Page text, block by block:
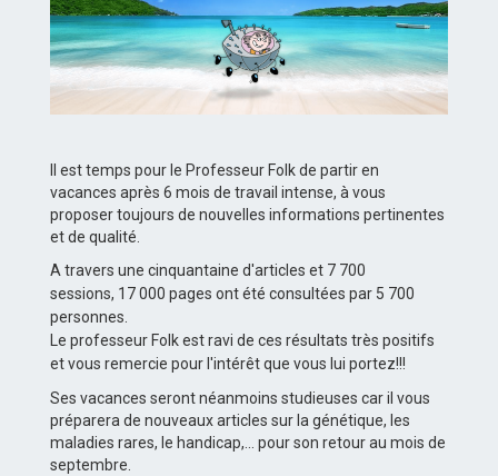
Il est temps pour le Professeur Folk de partir en
vacances après 6 mois de travail intense, à vous
proposer toujours de nouvelles informations pertinentes
et de qualité.
A travers une cinquantaine d'articles et 7 700
sessions, 17 000 pages ont été consultées par 5 700
personnes.
Le professeur Folk est ravi de ces résultats très positifs
et vous remercie pour l'intérêt que vous lui portez!!!
Ses vacances seront néanmoins studieuses car il vous
préparera de nouveaux articles sur la génétique, les
maladies rares, le handicap,... pour son retour au mois de
septembre.